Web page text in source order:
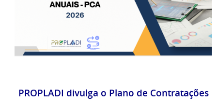
PROPLADI divulga o Plano de Contratações